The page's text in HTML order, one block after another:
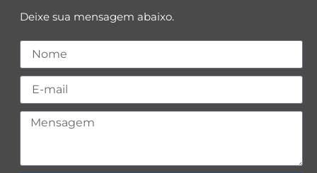
Deixe sua mensagem abaixo.